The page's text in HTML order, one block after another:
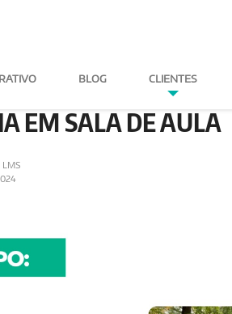
BLOG CLIENTES
: DESAFIOS COM O
EM SALA DE AULA